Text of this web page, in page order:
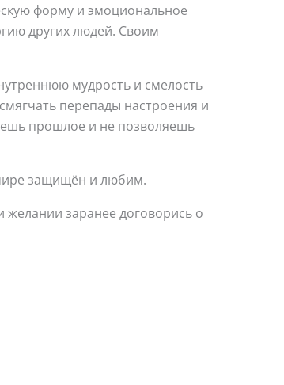
форму и эмоциональное
других людей. Своим
мудрость и смелость
перепады настроения и
прошлое и не позволяешь
защищён и любим.
заранее договорись о